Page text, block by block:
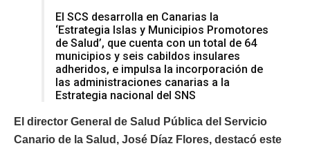
El SCS desarrolla en Canarias la
‘Estrategia Islas y Municipios Promotores
de Salud’, que cuenta con un total de 64
municipios y seis cabildos insulares
adheridos, e impulsa la incorporación de
las administraciones canarias a la
Estrategia nacional del SNS
El director General de Salud Pública del Servicio
Canario de la Salud, José Díaz Flores, destacó este